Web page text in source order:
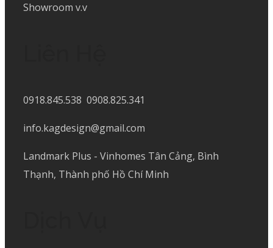
Showroom v.v
0918.845.538 0908.825.341
info.kagdesign@gmail.com
Landmark Plus - Vinhomes Tân Cảng, Bình
Thạnh, Thành phố Hồ Chí Minh